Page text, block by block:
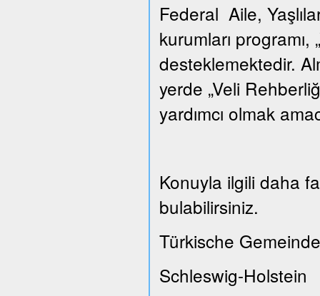
Federal Aile,
kurumları programı,
desteklemektedir.
yerde „Veli
yardımcı olmak
Konuyla ilgili daha
bulabilirsiniz.
Türkische
Schleswig-Holstein